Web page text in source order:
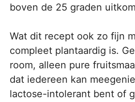
boven de 25 graden
Wat dit recept ook zo fijn
compleet plantaardig is.
room, alleen pure
dat iedereen kan
lactose-intolerant bent of